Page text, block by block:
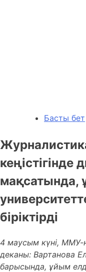
Басты бет
мақсатында,
біріктірді
4 маусым күні, ММУ-
деканы: Вартанова
барысында, ұйым